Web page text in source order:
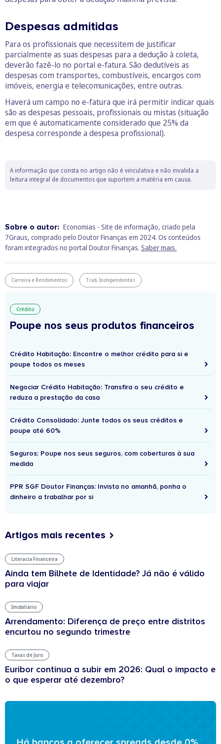
Despesas admitidas
Para os profissionais que necessitem de justificar
parcialmente as suas despesas para a dedução à coleta,
deverão fazê-lo no portal e-fatura. São dedutíveis as
despesas com transportes, combustíveis, encargos com
imóveis, energia e telecomunicações, entre outras.
Haverá um campo no e-fatura que irá permitir indicar quais
são as despesas pessoais, profissionais ou mistas (situação
em que é automaticamente considerado que 25% da
despesa corresponde a despesa profissional).
A informação que consta no artigo não é vinculativa e não invalida a
leitura integral de documentos que suportem a matéria em causa.
Sobre o autor: Economias - Site de informação, criado pela
7Graus, comprado pelo Doutor Finanças em 2024. Os conteúdos
foram integrados no portal Doutor Finanças. Saber mais.
Carreira e Rendimentos Trab. Independentes
Crédito
Poupe nos seus produtos financeiros
Crédito Habitação: Encontre o melhor crédito para si e
poupe todos os meses
Negociar Crédito Habitação: Transfira o seu crédito e
reduza a prestação da casa
Crédito Consolidado: Junte todos os seus créditos e
poupe até 60%
Seguros: Poupe nos seus seguros, com coberturas à sua
medida
PPR SGF Doutor Finanças: Invista no amanhã, ponha o
dinheiro a trabalhar por si
Artigos mais recentes
Literacia Financeira
Ainda tem Bilhete de Identidade? Já não é válido
para viajar
Imobiliário
Arrendamento: Diferença de preço entre distritos
encurtou no segundo trimestre
Taxas de Juro
Euribor continua a subir em 2026: Qual o impacto e
o que esperar até dezembro?